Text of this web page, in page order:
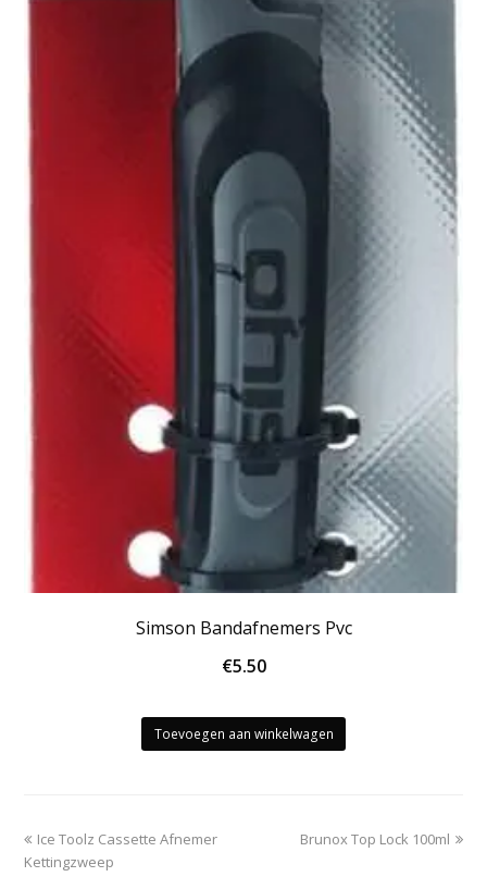
Simson Bandafnemers Pvc
€5.50
Toevoegen aan winkelwagen
previous
post:
Ice Toolz Cassette Afnemer
Kettingzweep
next
Brunox Top Lock 100ml